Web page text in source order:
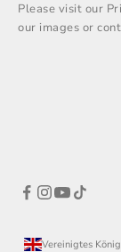
Please visit our
our images or
Vereinigtes